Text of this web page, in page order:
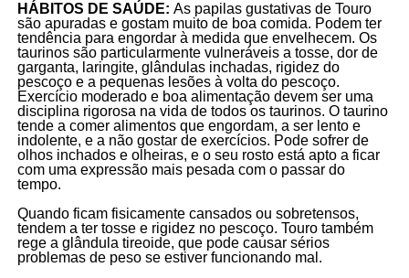
HÁBITOS DE SAÚDE: As papilas gustativas de Touro
são apuradas e gostam muito de boa comida. Podem ter
tendência para engordar à medida que envelhecem. Os
taurinos são particularmente vulneráveis a tosse, dor de
garganta, laringite, glândulas inchadas, rigidez do
pescoço e a pequenas lesões à volta do pescoço.
Exercício moderado e boa alimentação devem ser uma
disciplina rigorosa na vida de todos os taurinos. O taurino
tende a comer alimentos que engordam, a ser lento e
indolente, e a não gostar de exercícios. Pode sofrer de
olhos inchados e olheiras, e o seu rosto está apto a ficar
com uma expressão mais pesada com o passar do
tempo.
Quando ficam fisicamente cansados ou sobretensos,
tendem a ter tosse e rigidez no pescoço. Touro também
rege a glândula tireoide, que pode causar sérios
problemas de peso se estiver funcionando mal.